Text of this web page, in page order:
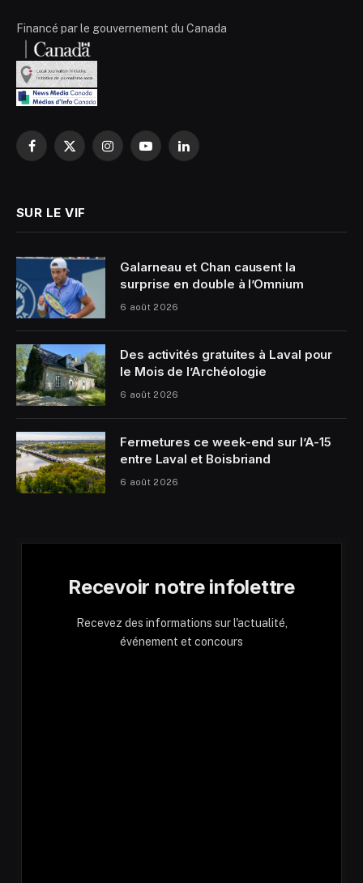
Financé par le gouvernement du Canada
Facebook
X
InstagramYouTubeLinkedIn
SUR LE VIF
Galarneau et Chan causent la
surprise en double à l’Omnium
6 août 2026
Des activités gratuites à Laval pour
le Mois de l’Archéologie
6 août 2026
Fermetures ce week-end sur l’A-15
entre Laval et Boisbriand
6 août 2026
Recevoir notre infolettre
Recevez des informations sur l'actualité,
événement et concours